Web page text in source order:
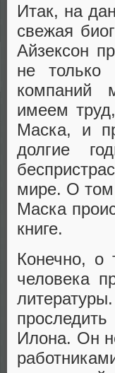
Итак, на
свежая
Айзексон
не только
компаний
имеем
Маска, и
долгие
мире. О том
Маска
книге.
Конечно, о
человека
Илона. Он